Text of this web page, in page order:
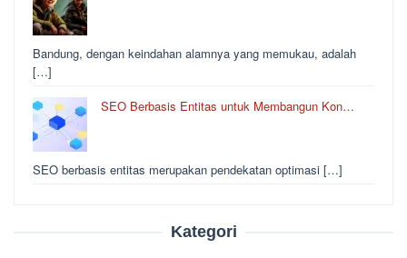
Bandung, dengan keindahan alamnya yang memukau, adalah
[…]
SEO Berbasis Entitas untuk Membangun Kon…
SEO berbasis entitas merupakan pendekatan optimasi […]
Kategori